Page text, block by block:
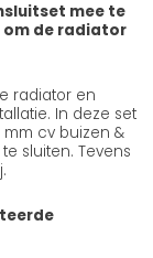
mee te
om de radiator
radiator en
In deze set
cv buizen &
sluiten. Tevens